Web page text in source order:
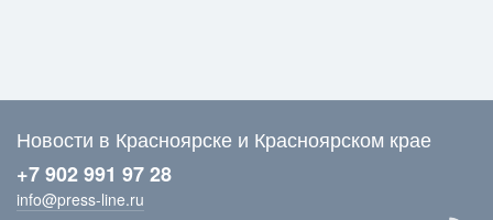
Новости в Красноярске и Красноярском крае
+7 902 991 97 28
info@press-line.ru